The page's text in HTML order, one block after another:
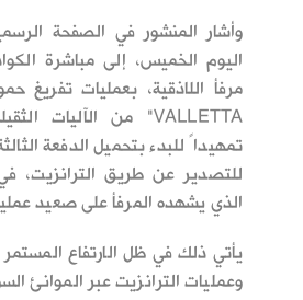
وأشار المنشور في الصفحة
اليوم الخميس، إلى مباشرة
مرفأ اللاذقية، بعمليات تفريغ
VALLETTA" من الآليات
تمهيداً للبدء بتحميل الدفعة
للتصدير عن طريق الترانزيت،
الذي يشهده المرفأ على صعيد
يأتي ذلك في ظل الارتفاع
وعمليات الترانزيت عبر الموانئ